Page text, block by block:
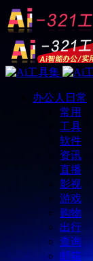
办公人日常
常用
工具
软件
资讯
直播
影视
游戏
购物
出行
查询
邮箱